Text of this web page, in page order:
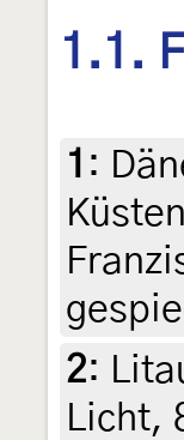
1.1.
1 :
2:
Licht,